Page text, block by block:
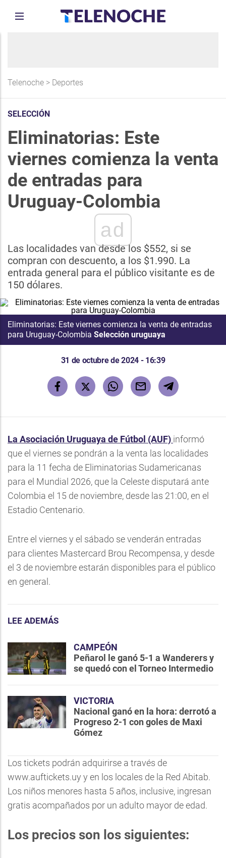
Telenoche > Deportes
SELECCIÓN
Eliminatorias: Este
viernes comienza la venta
de entradas para
Uruguay-Colombia
ad
Las localidades van desde los $552, si se
compran con descuento, a los $1.990. La
entrada general para el público visitante es de
150 dólares.
Eliminatorias: Este viernes comienza la venta de entradas
para Uruguay-Colombia Selección uruguaya
31 de octubre de 2024 - 16:39
La Asociación Uruguaya de Fútbol (AUF) informó
que el viernes se pondrán a la venta las localidades
para la 11 fecha de Eliminatorias Sudamericanas
para el Mundial 2026, que la Celeste disputará ante
Colombia el 15 de noviembre, desde las 21:00, en el
Estadio Centenario.
Entre el viernes y el sábado se venderán entradas
para clientes Mastercard Brou Recompensa, y desde
el 3 de noviembre estarán disponibles para el público
en general.
LEE ADEMÁS
CAMPEÓN
Peñarol le ganó 5-1 a Wanderers y
se quedó con el Torneo Intermedio
VICTORIA
Nacional ganó en la hora: derrotó a
Progreso 2-1 con goles de Maxi
Gómez
Los tickets podrán adquirirse a través de
www.auftickets.uy y en los locales de la Red Abitab.
Los niños menores hasta 5 años, inclusive, ingresan
gratis acompañados por un adulto mayor de edad.
Los precios son los siguientes: